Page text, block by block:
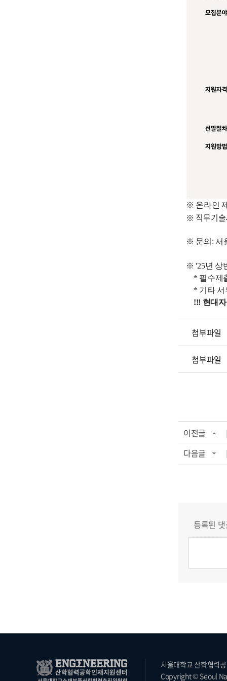
※ 온라인
※ 직무기
※ 문의: 서
※'25년 상
* 필수제
* 기타 서
!!! 현대
첨부파일
첨부파일
이전글
다음글
등록된
서울대학교 산학협력
Copyright © Seoul